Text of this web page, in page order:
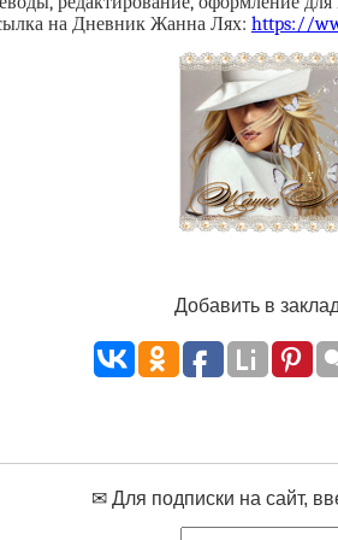
на Дневник Жанна Лях: https://
Добавить в
✉ Для подписки на сайт,